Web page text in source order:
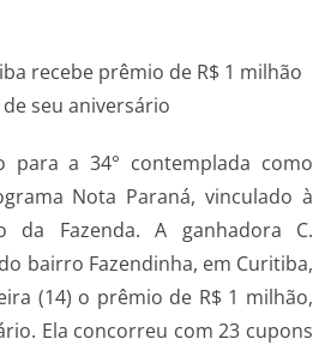
para a 34° contemplada como
Nota Paraná, vinculado à
da Fazenda. A ganhadora C.
bairro Fazendinha, em Curitiba,
(14) o prêmio de R$ 1 milhão,
Ela concorreu com 23 cupons